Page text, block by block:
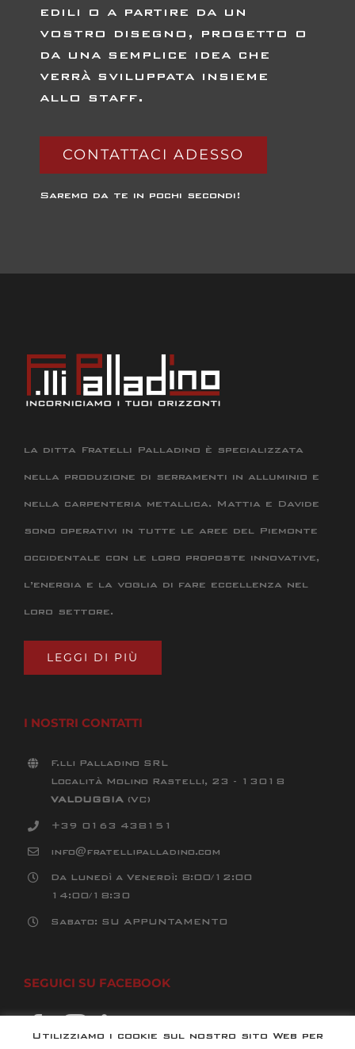
edili o a partire da un
vostro disegno, progetto o
da una semplice idea che
verrà sviluppata insieme
allo staff.
CONTATTACI ADESSO
Saremo da te in pochi secondi!
la ditta Fratelli Palladino è specializzata
nella produzione di serramenti in alluminio e
nella carpenteria metallica. Mattia e Davide
sono operativi in tutte le aree del Piemonte
occidentale con le loro proposte innovative,
l’energia e la voglia di fare eccellenza nel
loro settore.
LEGGI DI PIÙ
I NOSTRI CONTATTI
F.lli Palladino SRL
Località Molino Rastelli, 23 - 13018
VALDUGGIA(VC)
+39 0163 438151
info@fratellipalladino.com
Da Lunedì a Venerdì: 8:00/12:00
14:00/18:30
Sabato: SU APPUNTAMENTO
SEGUICI SU FACEBOOK
Utilizziamo i cookie sul nostro sito Web per